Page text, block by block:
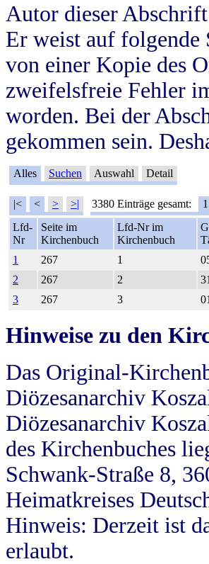
Autor dieser
Er weist auf
von einer Kopie des
zweifelsfreie Fehler
worden. Bei der
gekommen sein.
Alles Suchen Auswahl Detail
|< < > >| 3380 Einträge gesamt: 1
Lfd-
Nr
Seite im
Kirchenbuch
Lfd-Nr im
Kirchenbuch
1
267 1
2
267 2
3
267 3
Hinweise zu den
Das Original-
Diözesanarchiv
Diözesanarchiv
des Kirchenbuches
Schwank-Straße 8,
Heimatkreises
Hinweis: Derzeit ist
erlaubt.